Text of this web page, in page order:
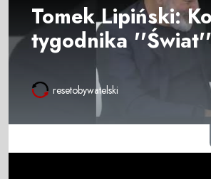
Tomek Lipiński:
tygodnika ''Świat''
resetobywatelski